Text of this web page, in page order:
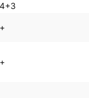
4+3
+
+